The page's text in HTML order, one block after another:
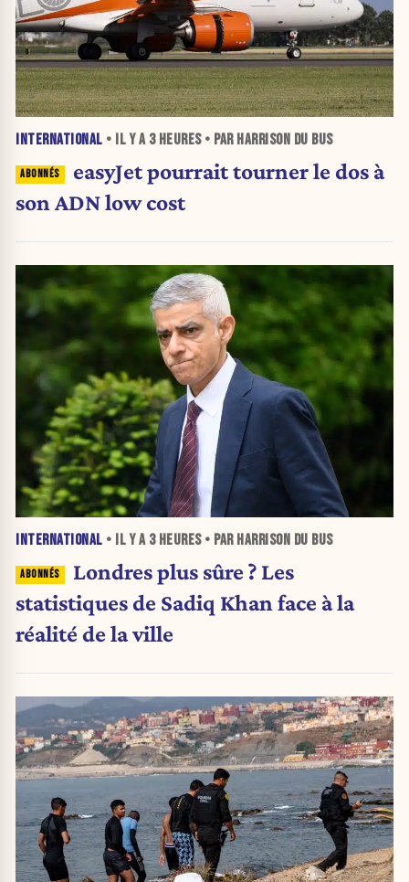
INTERNATIONAL • IL Y A 3 HEURES• PAR HARRISON DU BUS
easyJet pourrait tourner le dos à
son ADN low cost
INTERNATIONAL • IL Y A 3 HEURES• PAR HARRISON DU BUS
Londres plus sûre ? Les
statistiques de Sadiq Khan face à la
réalité de la ville